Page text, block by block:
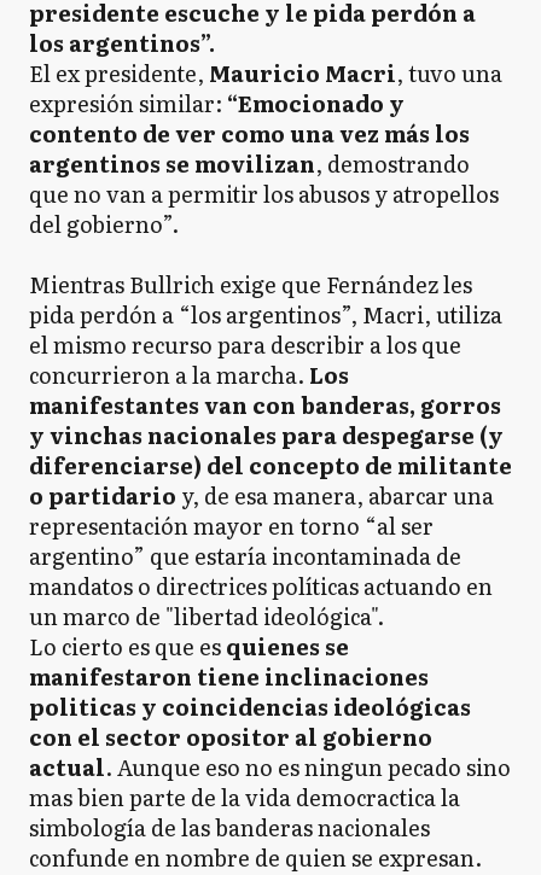
presidente escuche y le pida perdón a
los argentinos”.
El ex presidente, Mauricio Macri, tuvo una
expresión similar: “Emocionado y
contento de ver como una vez más los
argentinos se movilizan, demostrando
que no van a permitir los abusos y atropellos
del gobierno”.
Mientras Bullrich exige que Fernández les
pida perdón a “los argentinos”, Macri, utiliza
el mismo recurso para describir a los que
concurrieron a la marcha. Los
manifestantes van con banderas, gorros
y vinchas nacionales para despegarse (y
diferenciarse) del concepto de militante
o partidario y, de esa manera, abarcar una
representación mayor en torno “al ser
argentino” que estaría incontaminada de
mandatos o directrices políticas actuando en
un marco de "libertad ideológica".
Lo cierto es que esquienes se
manifestaron tiene inclinaciones
politicas y coincidencias ideológicas
con el sector opositor al gobierno
actual. Aunque eso no es ningun pecado sino
mas bien parte de la vida democractica la
simbología de las banderas nacionales
confunde en nombre de quien se expresan.